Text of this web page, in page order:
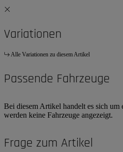
Variationen
Alle Variationen zu diesem Artikel
Passende Fahrzeuge
Bei diesem Artikel handelt es sich um
werden keine Fahrzeuge angezeigt.
Frage zum Artikel